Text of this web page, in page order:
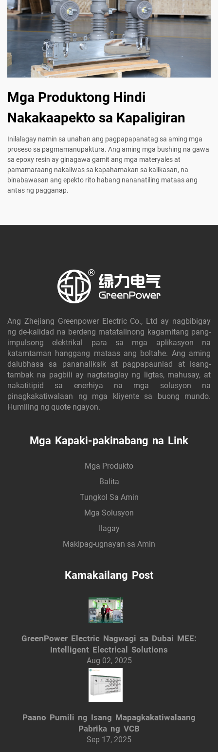
Mga Produktong Hindi
Nakakaapekto sa Kapaligiran
Inilalagay namin sa unahan ang pagpapapanatag sa aming mga
proseso sa pagmamanupaktura. Ang aming mga bushing na gawa
sa epoxy resin ay ginagawa gamit ang mga materyales at
pamamaraang nakaiiwas sa kapahamakan sa kalikasan, na
binabawasan ang epekto rito habang nananatiling mataas ang
antas ng pagganap.
Ang Zhejiang Greenpower Electric Co., Ltd ay nagbibigay
ng de-kalidad na berdeng matatalinong kagamitang pang-
impulsong elektrikal para sa mga aplikasyon na
katamtaman hanggang mataas ang boltahe. Ang aming
dalubhasa sa pananaliksik at pagpapaunlad at isang-
tambak na pagbili ay nagtataglay ng ligtas, mahusay, at
nakatitipid sa enerhiya na mga solusyon na
pinagkakatiwalaan ng mga kliyente sa buong mundo.
Humiling ng quote ngayon.
Mga Kapaki-pakinabang na Link
Mga Produkto
Balita
Tungkol Sa Amin
Mga Solusyon
Ilagay
Makipag-ugnayan sa Amin
Kamakailang Post
GreenPower Electric Nagwagi sa Dubai MEE:
Intelligent Electrical Solutions
Aug 02, 2025
Paano Pumili ng Isang Mapagkakatiwalaang
Pabrika ng VCB
Sep 17, 2025